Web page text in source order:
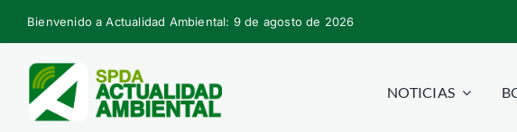
Skip
to
content
Bienvenido a Actualidad Ambiental: 9 de agosto de 2026
NOTICIAS